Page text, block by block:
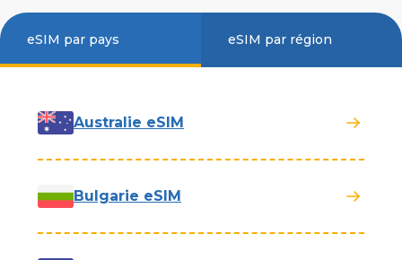
eSIM par pays eSIM par région
Australie eSIM
Bulgarie eSIM